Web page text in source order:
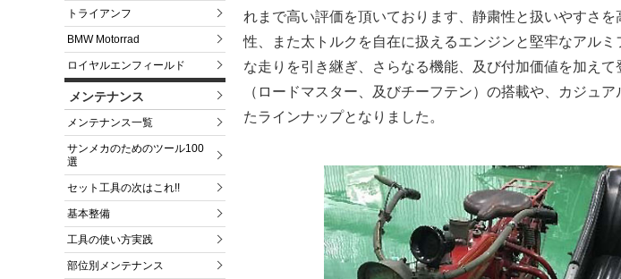
トライアンフ
BMW Motorrad
ロイヤルエンフィールド
メンテナンス
メンテナンス一覧
サンメカのためのツール100
選
セット工具の次はこれ!!
基本整備
工具の使い方実践
部位別メンテナンス
れまで高い評価を頂いております、静粛性と扱いやすさ
性、また太トルクを自在に扱えるエンジンと堅牢なアル
な走りを引き継ぎ、さらなる機能、及び付加価値を加えて
（ロードマスター、及びチーフテン）の搭載や、カジュ
たラインナップとなりました。